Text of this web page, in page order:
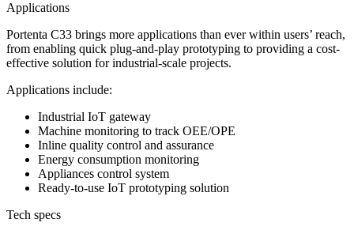
Applications
Portenta C33 brings more applications than ever within users’ reach,
from enabling quick plug-and-play prototyping to providing a cost-
effective solution for industrial-scale projects.
Applications include:
Industrial IoT gateway
Machine monitoring to track OEE/OPE
Inline quality control and assurance
Energy consumption monitoring
Appliances control system
Ready-to-use IoT prototyping solution
Tech specs